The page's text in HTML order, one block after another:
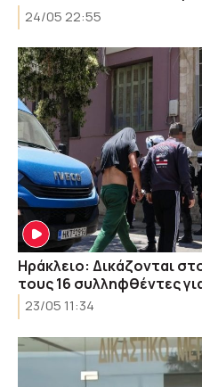
24/05 22:55
Ηράκλειο: Δικάζονται
τους 16 συλληφθέντες
23/05 11:34